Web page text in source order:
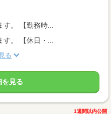
。 【勤務時...
。 【休日・...
る
を見る
1週間以内公開